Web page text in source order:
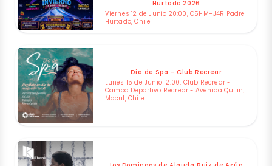
Hurtado 2026
Viernes 12 de Junio 20:00, C5HM+J4R Padre
Hurtado, Chile
Dia de Spa - Club Recrear
Lunes 15 de Junio 12:00, Club Recrear -
Campo Deportivo Recrear - Avenida Quilin,
Macul, Chile